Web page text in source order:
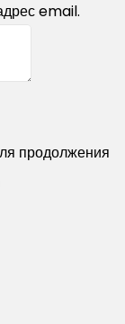
email.
продолжения